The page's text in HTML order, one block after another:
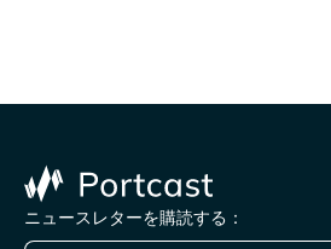
ニュースレターを購読する：